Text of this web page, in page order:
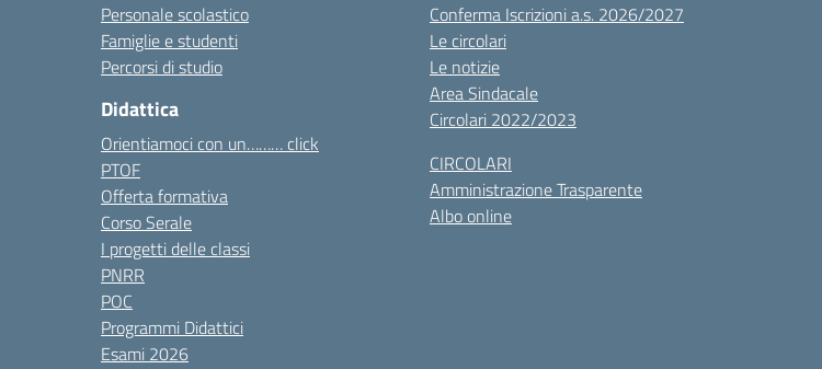
Personale scolastico
Famiglie e studenti
Percorsi di studio
Didattica
Orientiamoci con un……… click
PTOF
Offerta formativa
Corso Serale
I progetti delle classi
PNRR
POC
Programmi Didattici
Esami 2026
Conferma Iscrizioni a.s. 2026/2027
Le circolari
Le notizie
Area Sindacale
Circolari 2022/2023
CIRCOLARI
Amministrazione Trasparente
Albo online